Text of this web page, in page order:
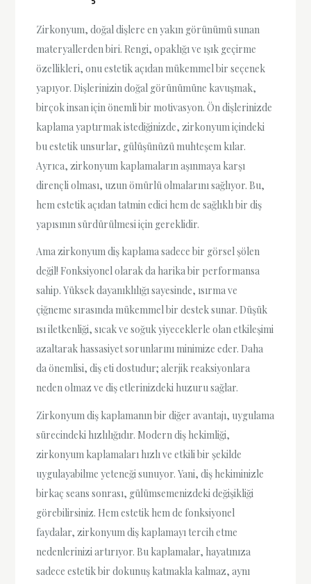
Zirkonyum, doğal dişlere en yakın görünümü sunan
materyallerden biri. Rengi, opaklığı ve ışık geçirme
özellikleri, onu estetik açıdan mükemmel bir seçenek
yapıyor. Dişlerinizin doğal görünümüne kavuşmak,
birçok insan için önemli bir motivasyon. Ön dişlerinizde
kaplama yaptırmak istediğinizde, zirkonyum içindeki
bu estetik unsurlar, gülüşünüzü muhteşem kılar.
Ayrıca, zirkonyum kaplamaların aşınmaya karşı
dirençli olması, uzun ömürlü olmalarını sağlıyor. Bu,
hem estetik açıdan tatmin edici hem de sağlıklı bir diş
yapısının sürdürülmesi için gereklidir.
Ama zirkonyum diş kaplama sadece bir görsel şölen
değil! Fonksiyonel olarak da harika bir performansa
sahip. Yüksek dayanıklılığı sayesinde, ısırma ve
çiğneme sırasında mükemmel bir destek sunar. Düşük
ısı iletkenliği, sıcak ve soğuk yiyeceklerle olan etkileşimi
azaltarak hassasiyet sorunlarını minimize eder. Daha
da önemlisi, diş eti dostudur; alerjik reaksiyonlara
neden olmaz ve diş etlerinizdeki huzuru sağlar.
Zirkonyum diş kaplamanın bir diğer avantajı, uygulama
sürecindeki hızlılığıdır. Modern diş hekimliği,
zirkonyum kaplamaları hızlı ve etkili bir şekilde
uygulayabilme yeteneği sunuyor. Yani, diş hekiminizle
birkaç seans sonrası, gülümsemenizdeki değişikliği
görebilirsiniz. Hem estetik hem de fonksiyonel
faydalar, zirkonyum diş kaplamayı tercih etme
nedenlerinizi artırıyor. Bu kaplamalar, hayatınıza
sadece estetik bir dokunuş katmakla kalmaz, aynı